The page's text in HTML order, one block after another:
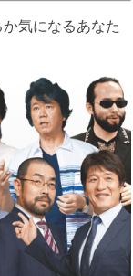
気になるあなた